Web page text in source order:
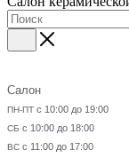
Салон
ПН-ПТ с 10:00 до 19:00
СБ с 10:00 до 18:00
ВС с 11:00 до 17:00